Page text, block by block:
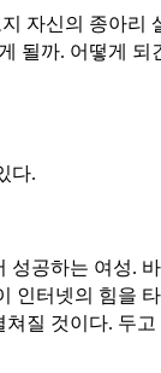
자신의 종아리
될까. 어떻게 되
다.
성공하는 여성.
인터넷의 힘을
질 것이다. 두고